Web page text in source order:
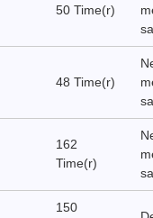
50 Time(r)
48 Time(r)
162
Time(r)
150